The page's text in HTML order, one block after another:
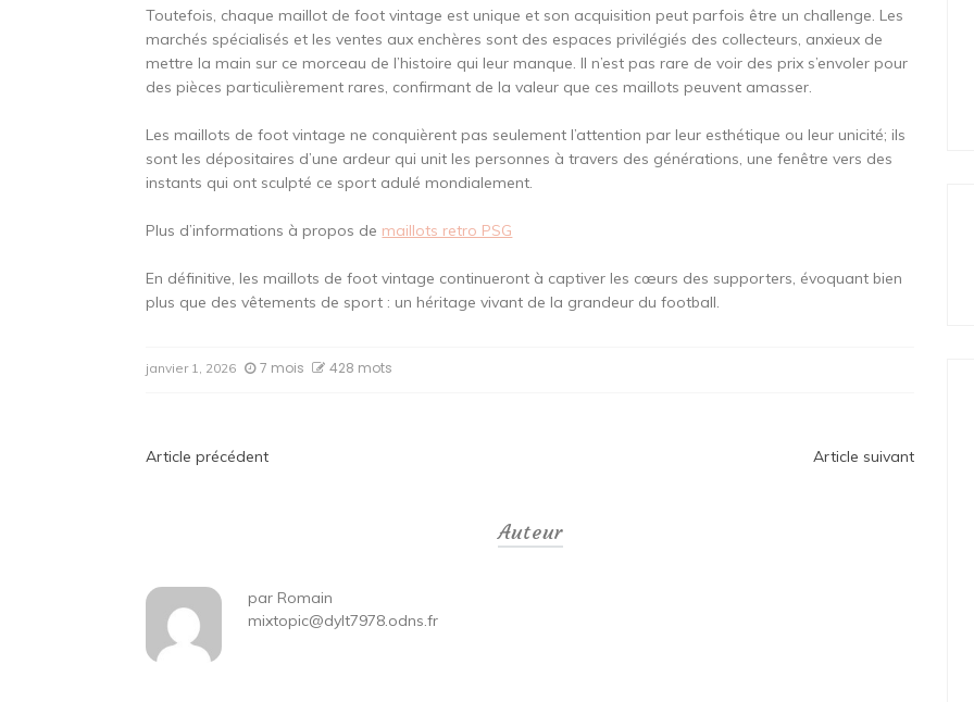
Toutefois, chaque maillot de foot vintage est unique et son acquisition peut parfois être un challenge. Les
marchés spécialisés et les ventes aux enchères sont des espaces privilégiés des collecteurs, anxieux de
mettre la main sur ce morceau de l’histoire qui leur manque. Il n’est pas rare de voir des prix s’envoler pour
des pièces particulièrement rares, confirmant de la valeur que ces maillots peuvent amasser.
Les maillots de foot vintage ne conquièrent pas seulement l’attention par leur esthétique ou leur unicité; ils
sont les dépositaires d’une ardeur qui unit les personnes à travers des générations, une fenêtre vers des
instants qui ont sculpté ce sport adulé mondialement.
Plus d’informations à propos de maillots retro PSG
En définitive, les maillots de foot vintage continueront à captiver les cœurs des supporters, évoquant bien
plus que des vêtements de sport : un héritage vivant de la grandeur du football.
janvier 1, 2026 7 mois 428 mots
Navigation
Article précédent Article suivant
Auteur
par Romain
mixtopic@dylt7978.odns.fr